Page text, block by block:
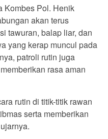
Kombes Pol. Henik
akan terus
tawuran, balap liar, dan
yang kerap muncul pada
patroli rutin juga
rasa aman
rutin di titik-titik rawan
serta memberikan